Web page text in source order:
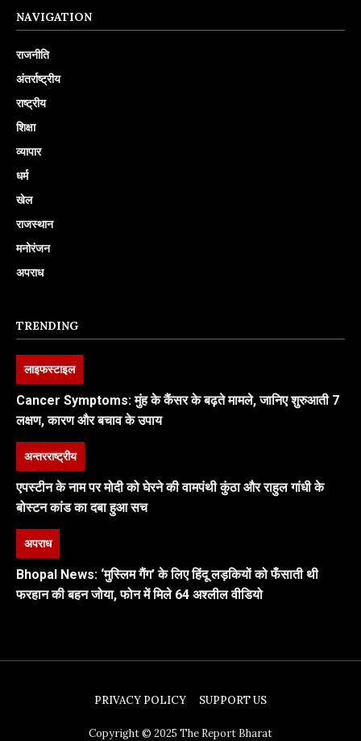
NAVIGATION
राजनीति
अंतर्राष्ट्रीय
राष्ट्रीय
शिक्षा
व्यापार
धर्म
खेल
राजस्थान
मनोरंजन
अपराध
TRENDING
लाइफस्टाइल
Cancer Symptoms: मुंह के कैंसर के बढ़ते मामले, जानिए शुरुआती 7
लक्षण, कारण और बचाव के उपाय
अन्तरराष्ट्रीय
एपस्टीन के नाम पर मोदी को घेरने की वामपंथी कुंठा और राहुल गांधी के
बोस्टन कांड का दबा हुआ सच
अपराध
Bhopal News: ‘मुस्लिम गैंग’ के लिए हिंदू लड़कियों को फँसाती थी
फरहान की बहन जोया, फोन में मिले 64 अश्लील वीडियो
PRIVACY POLICY SUPPORT US
Copyright © 2025 The Report Bharat